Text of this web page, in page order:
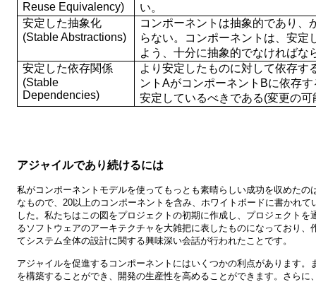
Reuse Equivalency)
い。
安定した抽象化
(Stable Abstractions)
コンポーネントは抽象的であり、
らない。コンポーネントは、安定
よう、十分に抽象的でなければな
安定した依存関係
(Stable
Dependencies)
より安定したものに対して依存す
ントAがコンポーネントBに依存
安定しているべきである(変更の
アジャイルであり続けるには
私がコンポーネントモデルを使ってもっとも素晴らしい成功を収めたの
なもので、20以上のコンポーネントを含み、ホワイトボードに書かれ
した。私たちはこの図をプロジェクトの初期に作成し、プロジェクト
るソフトウェアのアーキテクチャを大雑把に表したものになっており
てシステム全体の設計に関する興味深い会話が行われたことです。
アジャイルを促進するコンポーネントにはいくつかの利点があります
を構築することができ、開発の生産性を高めることができます。さら